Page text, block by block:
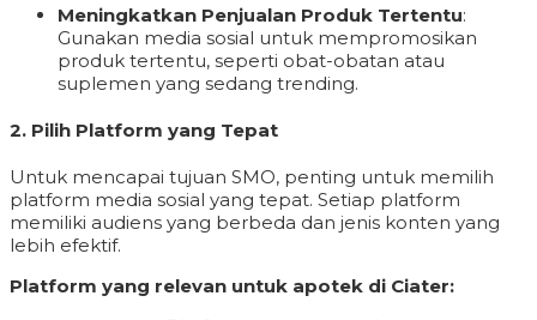
Meningkatkan Penjualan Produk Tertentu:
Gunakan media sosial untuk mempromosikan
produk tertentu, seperti obat-obatan atau
suplemen yang sedang trending.
2. Pilih Platform yang Tepat
Untuk mencapai tujuan SMO, penting untuk memilih
platform media sosial yang tepat. Setiap platform
memiliki audiens yang berbeda dan jenis konten yang
lebih efektif.
Platform yang relevan untuk apotek di Ciater: